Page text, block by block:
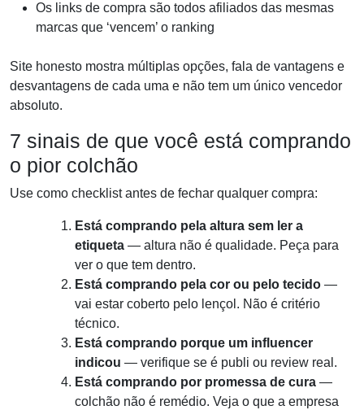
Os links de compra são todos afiliados das mesmas
marcas que ‘vencem’ o ranking
Site honesto mostra múltiplas opções, fala de vantagens e
desvantagens de cada uma e não tem um único vencedor
absoluto.
7 sinais de que você está comprando
o pior colchão
Use como checklist antes de fechar qualquer compra:
Está comprando pela altura sem ler a
etiqueta — altura não é qualidade. Peça para
ver o que tem dentro.
Está comprando pela cor ou pelo tecido —
vai estar coberto pelo lençol. Não é critério
técnico.
Está comprando porque um influencer
indicou — verifique se é publi ou review real.
Está comprando por promessa de cura —
colchão não é remédio. Veja o que a empresa